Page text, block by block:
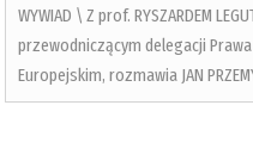
WYWIAD \ Z prof. RYSZARDEM
przewodniczącym delegacji
Europejskim, rozmawia JAN